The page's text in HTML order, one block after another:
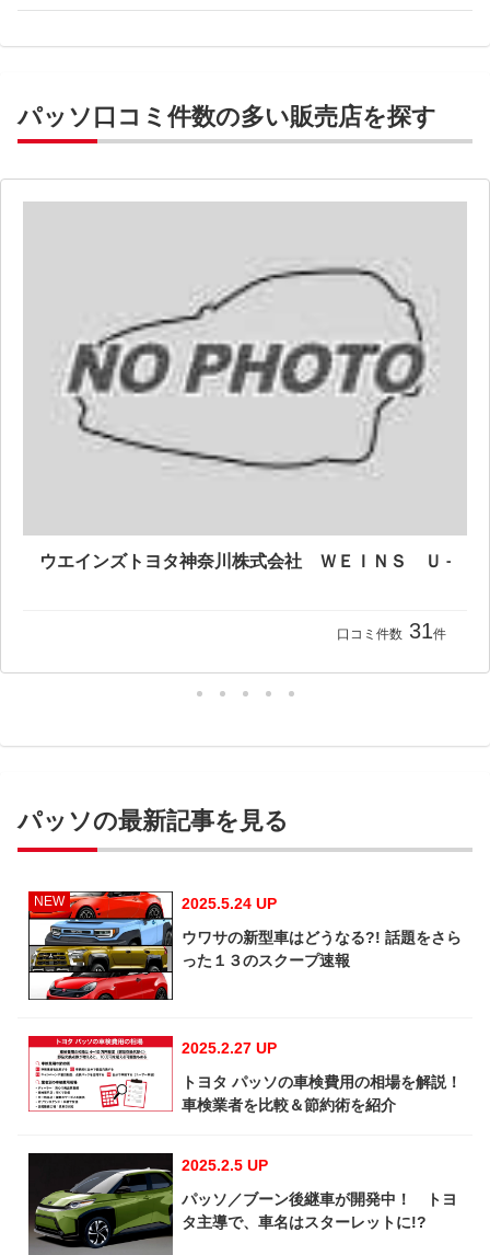
パッソ口コミ件数の多い販売店を探す
口コミ件数 31件
パッソの最新記事を見る
NEW
2025.5.24 UP
ウワサの新型車はどうなる?! 話題をさら
った１３のスクープ速報
2025.2.27 UP
トヨタ パッソの車検費用の相場を解説！
車検業者を比較＆節約術を紹介
2025.2.5 UP
パッソ／ブーン後継車が開発中！ トヨ
タ主導で、車名はスターレットに!?